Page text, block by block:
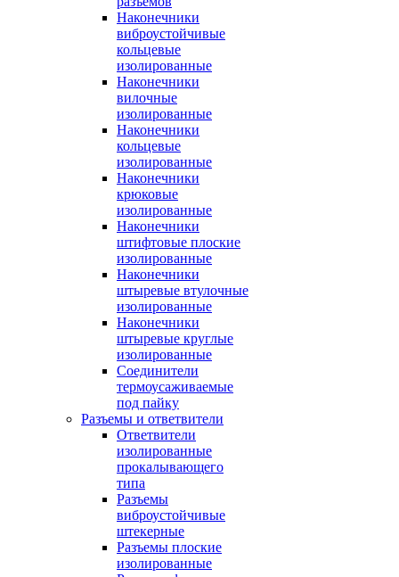
Наконечники
виброустойчивые
кольцевые
изолированные
Наконечники
вилочные
изолированные
Наконечники
кольцевые
изолированные
Наконечники
крюковые
изолированные
Наконечники
штифтовые плоские
изолированные
Наконечники
штыревые втулочные
изолированные
Наконечники
штыревые круглые
изолированные
Соединители
термоусаживаемые
под пайку
Разъемы и ответвители
Ответвители
изолированные
прокалывающего
типа
Разъемы
виброустойчивые
штекерные
Разъемы плоские
изолированные